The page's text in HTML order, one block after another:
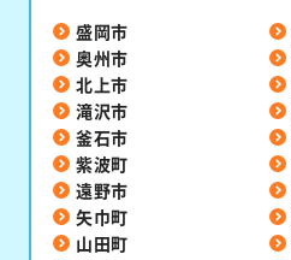
盛岡市
奥州市
北上市
滝沢市
釜石市
紫波町
遠野市
矢巾町
山田町